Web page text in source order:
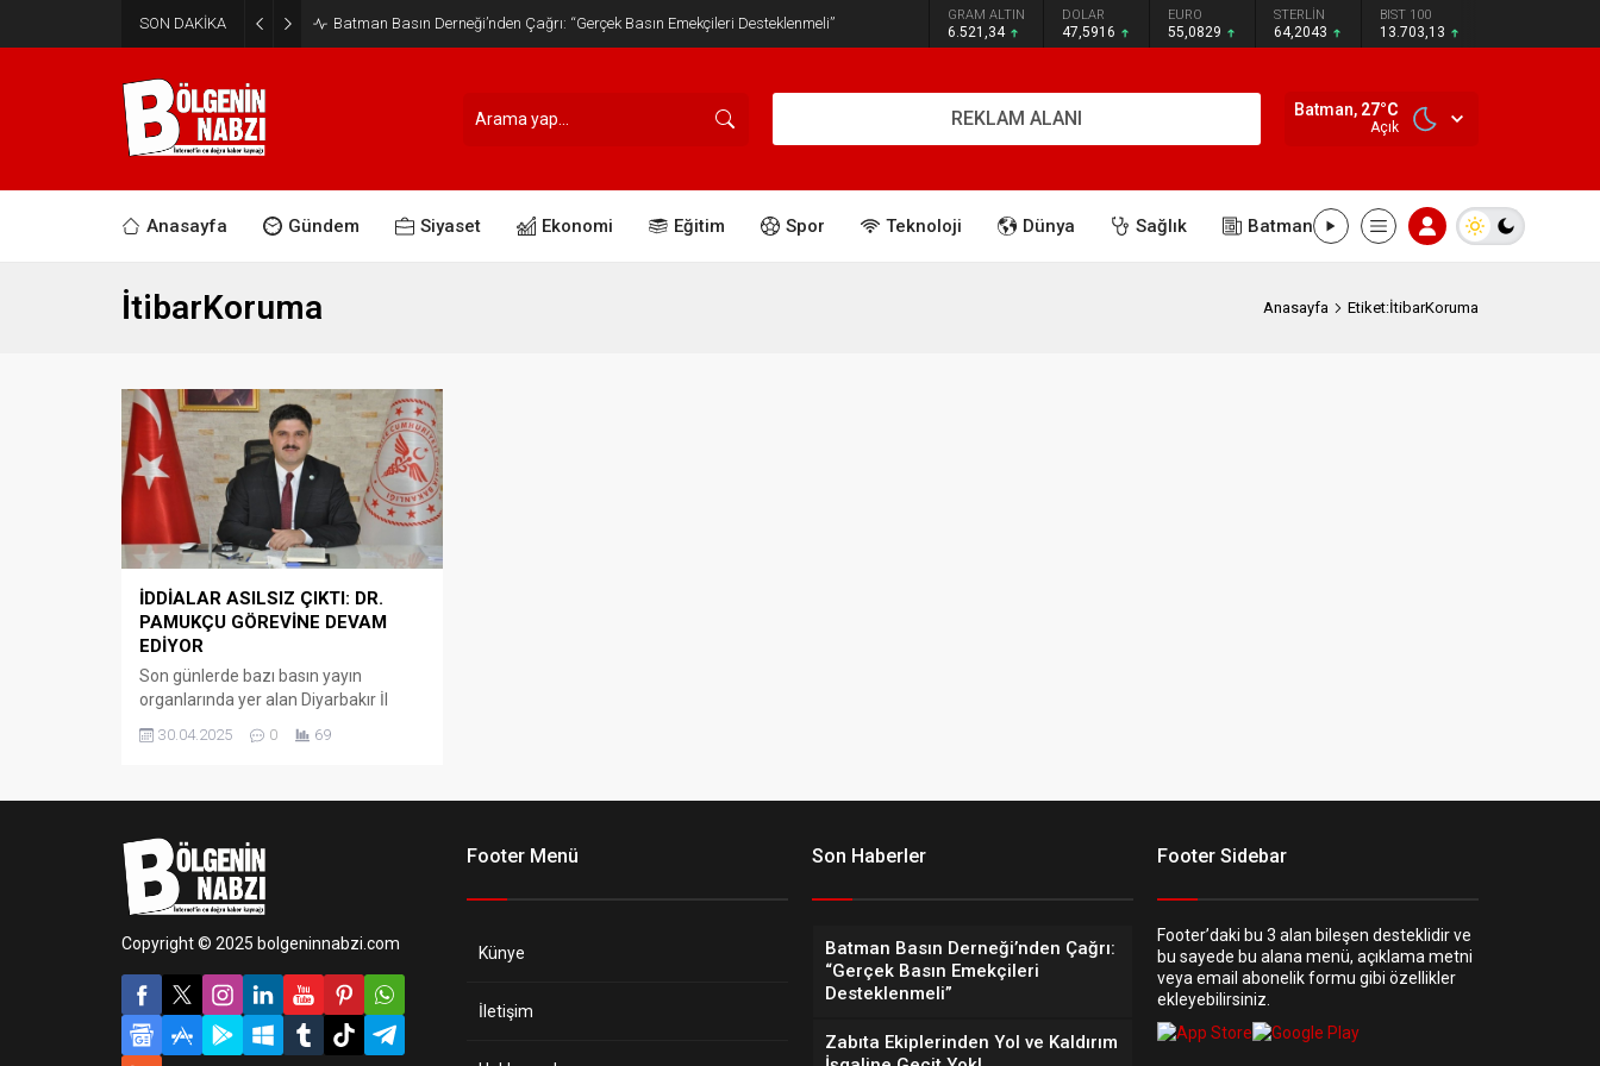
SON DAKİKA Batman Basın Derneği’nden Çağrı: “Gerçek Basın Emekçileri Desteklenmeli” GRAM ALTIN
6.521,34
DOLAR
47,5916
EURO
55,0829
STERLİN
64,2043
BIST 100
13.703,13
REKLAM ALANI Batman, 27°C
Açık
Anasayfa Gündem Siyaset Ekonomi Eğitim Spor Teknoloji Dünya Sağlık Batman
İtibarKoruma Anasayfa Etiket:İtibarKoruma
İDDİALAR ASILSIZ ÇIKTI: DR.
PAMUKÇU GÖREVİNE DEVAM
EDİYOR
Son günlerde bazı basın yayın
organlarında yer alan Diyarbakır İl
Sağlık Müdürü Dr. Hakan Pamukçu
hakkındaki haberlerin gerçeği
30.04.2025 0 69
Copyright © 2025 bolgeninnabzi.com
Footer Menü
Künye
İletişim
Son Haberler
Batman Basın Derneği’nden Çağrı:
“Gerçek Basın Emekçileri
Desteklenmeli”
Zabıta Ekiplerinden Yol ve Kaldırım
Footer Sidebar
Footer’daki bu 3 alan bileşen desteklidir ve
bu sayede bu alana menü, açıklama metni
veya email abonelik formu gibi özellikler
ekleyebilirsiniz.